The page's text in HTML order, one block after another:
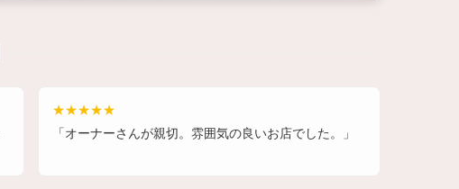
★★★★★
「オーナーさんが親切。雰囲気の良いお店でした。」